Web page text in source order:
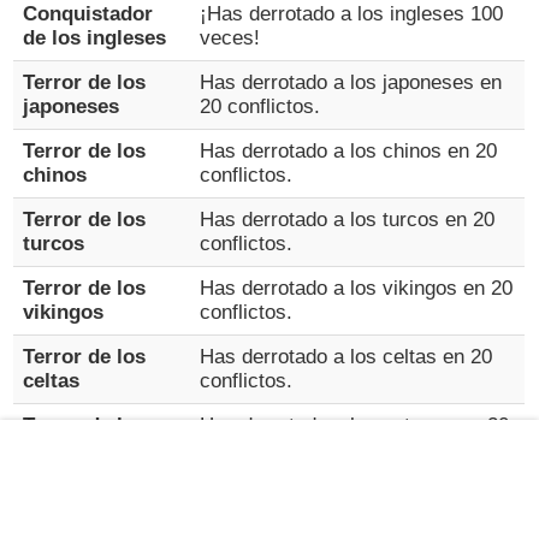
Conquistador
de los ingleses
¡Has derrotado a los ingleses 100
veces!
Terror de los
japoneses
Has derrotado a los japoneses en
20 conflictos.
Terror de los
chinos
Has derrotado a los chinos en 20
conflictos.
Terror de los
turcos
Has derrotado a los turcos en 20
conflictos.
Terror de los
vikingos
Has derrotado a los vikingos en 20
conflictos.
Terror de los
celtas
Has derrotado a los celtas en 20
conflictos.
Terror de los
Has derrotado a los aztecas en 20